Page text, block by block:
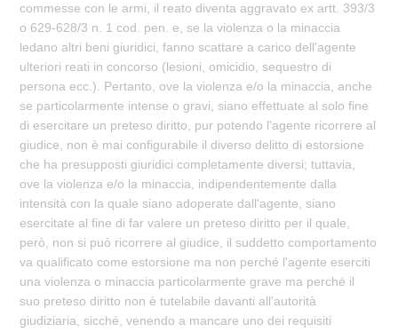
commesse con le armi, il reato diventa aggravato ex artt. 393/3
o 629-628/3 n. 1 cod. pen. e, se la violenza o la minaccia
ledano altri beni giuridici, fanno scattare a carico dell'agente
ulteriori reati in concorso (lesioni, omicidio, sequestro di
persona ecc.). Pertanto, ove la violenza e/o la minaccia, anche
se particolarmente intense o gravi, siano effettuate al solo fine
di esercitare un preteso diritto, pur potendo l'agente ricorrere al
giudice, non è mai configurabile il diverso delitto di estorsione
che ha presupposti giuridici completamente diversi; tuttavia,
ove la violenza e/o la minaccia, indipendentemente dalla
intensità con la quale siano adoperate dall'agente, siano
esercitate al fine di far valere un preteso diritto per il quale,
però, non si può ricorrere al giudice, il suddetto comportamento
va qualificato come estorsione ma non perché l'agente eserciti
una violenza o minaccia particolarmente grave ma perché il
suo preteso diritto non è tutelabile davanti all'autorità
giudiziaria, sicché, venendo a mancare uno dei requisiti